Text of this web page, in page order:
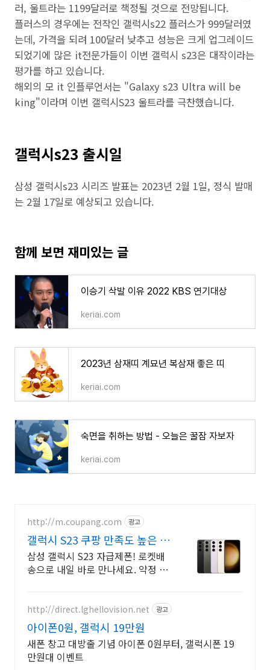
러, 울트라는 1199달러로 책정될 것으로 전망됩니다.
플러스의 경우에는 전작인 갤럭시s22 플러스가 999달러였
는데, 가격을 되려 100달러 낮추고 성능은 크게 업그레이드
되었기에 많은 it전문가들이 이번 갤럭시 s23은 대작이라는
평가를 하고 있습니다.
해외의 모 it 인플루언서는 "Galaxy s23 Ultra will be
king"이라며 이번 갤럭시S23 울트라를 극찬했습니다.
갤럭시s23 출시일
삼성 갤럭시s23 시리즈 발표는 2023년 2월 1일, 정식 발매
는 2월 17일로 예상되고 있습니다.
함께 보면 재미있는 글
이승기 삭발 이유 2022 KBS 연기대상
keriai.com
2023년 삼재띠 계묘년 복삼재 좋은 띠
keriai.com
숙면을 취하는 방법 - 오늘은 꿀잠 자보자
keriai.com
http://m.coupang.com 광고
갤럭시 S23 쿠팡 만족도 높은 후
기
삼성 갤럭시 S23 자급제폰! 로켓배
송으로 내일 바로 만나세요. 약정 없
http://direct.lghellovision.net 광고
아이폰0원, 갤럭시 19만원
새폰 창고 대방출 기념 아이폰 0원부터, 갤럭시폰 19
만원대 이벤트